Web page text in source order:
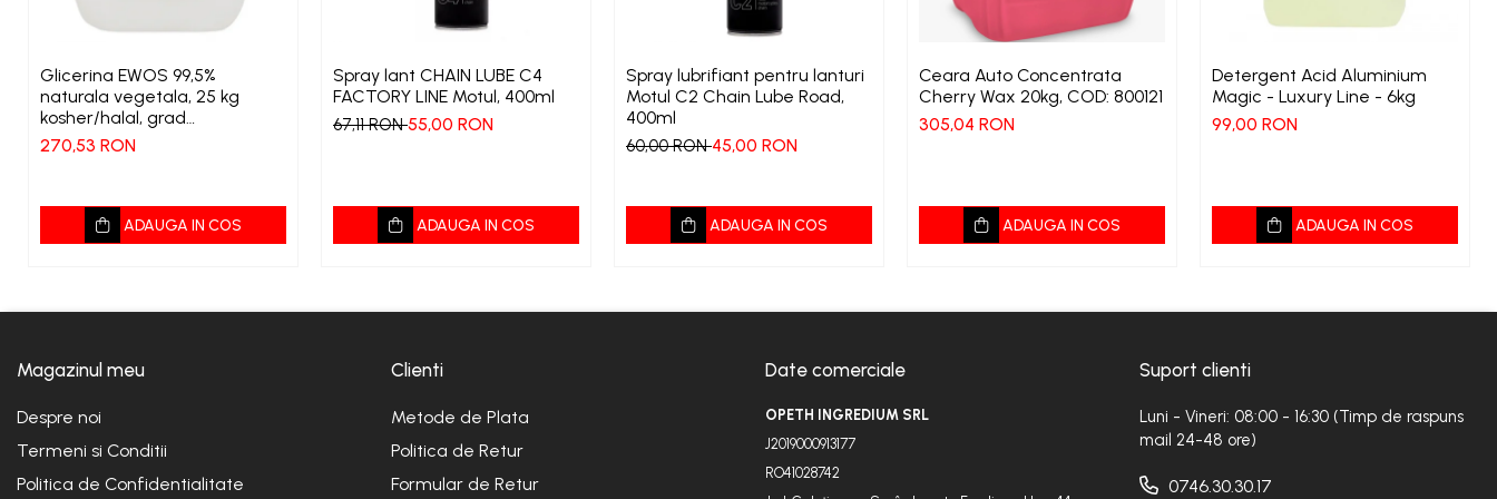
Glicerina EWOS 99,5%
naturala vegetala, 25 kg
kosher/halal, grad
farmaceutic
270,53 RON
ADAUGA IN COS
Spray lant CHAIN LUBE C4
FACTORY LINE Motul, 400ml
67,11 RON55,00 RON
ADAUGA IN COS
Spray lubrifiant pentru lanturi
Motul C2 Chain Lube Road,
400ml
60,00 RON45,00 RON
ADAUGA IN COS
Ceara Auto Concentrata
Cherry Wax 20kg, COD: 800121
305,04 RON
ADAUGA IN COS
Detergent Acid Aluminium
Magic - Luxury Line - 6kg
99,00 RON
ADAUGA IN COS
Magazinul meu
Despre noi
Termeni si Conditii
Politica de Confidentialitate
Clienti
Metode de Plata
Politica de Retur
Formular de Retur
Date comerciale
OPETH INGREDIUM SRL
J2019000913177
RO41028742
Suport clienti
Luni - Vineri: 08:00 - 16:30 (Timp de raspuns
mail 24-48 ore)
0746.30.30.17